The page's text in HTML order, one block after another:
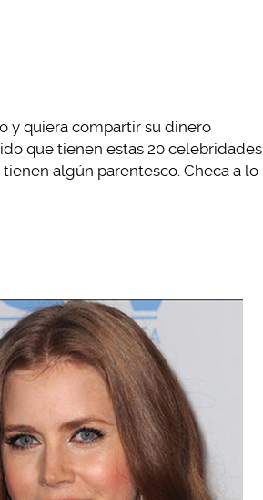
y quiera compartir su dinero
que tienen estas 20 celebridades
algún parentesco. Checa a lo